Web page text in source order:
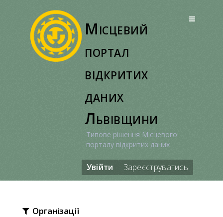
Місцевий
портал
відкритих
даних
Львівщини
Типове рішення Місцевого
порталу відкритих даних
Увійти Зареєструватись
Організації